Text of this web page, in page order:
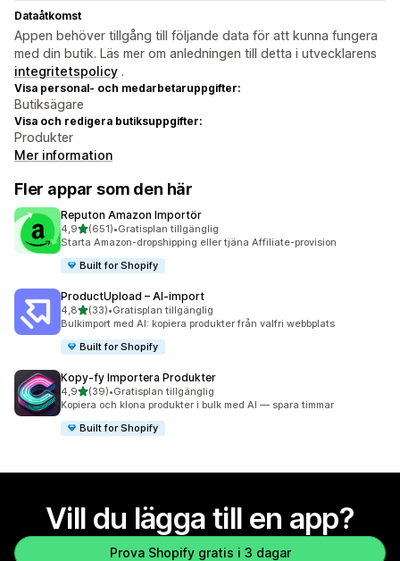
Dataåtkomst
Appen behöver tillgång till följande data för att kunna fungera
med din butik. Läs mer om anledningen till detta i utvecklarens
integritetspolicy .
Visa personal- och medarbetaruppgifter:
Butiksägare
Visa och redigera butiksuppgifter:
Produkter
Mer information
Fler appar som den här
Reputon Amazon Importör
4,9av 5 stjärnor
(651)
651 recensioner totalt
•Gratisplan tillgänglig
Starta Amazon-dropshipping eller tjäna Affiliate-provision
Built for Shopify
ProductUpload – AI‑import
4,8av 5 stjärnor
(33)
33 recensioner totalt
•Gratisplan tillgänglig
Bulkimport med AI: kopiera produkter från valfri webbplats
Built for Shopify
Kopy‑fy Importera Produkter
4,9av 5 stjärnor
(39)
39 recensioner totalt
•Gratisplan tillgänglig
Kopiera och klona produkter i bulk med AI — spara timmar
Built for Shopify
Vill du lägga till en app?
Prova Shopify gratis i 3 dagar